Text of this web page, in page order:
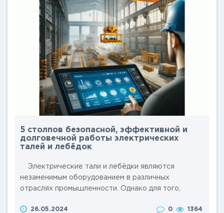
грузов..
5 столпов безопасной, эффективной и
долговечной работы электрических
талей и лебёдок
Электрические тали и лебёдки являются
незаменимым оборудованием в различных
отраслях промышленности. Однако для того,
эффективно и долго, необходимо соблюдать
26.05.2024 0 1364